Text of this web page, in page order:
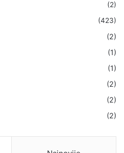
(2)
(423)
(2)
(1)
(1)
(2)
(2)
(2)